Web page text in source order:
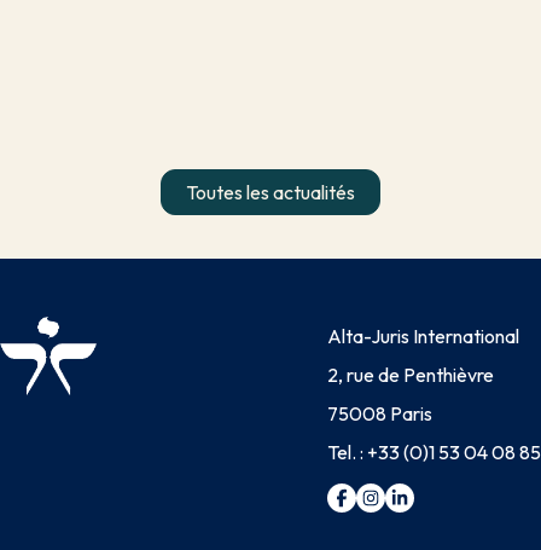
Toutes les actualités
Alta-Juris International
2, rue de Penthièvre
75008 Paris
Tel. : +33 (0)1 53 04 08 85